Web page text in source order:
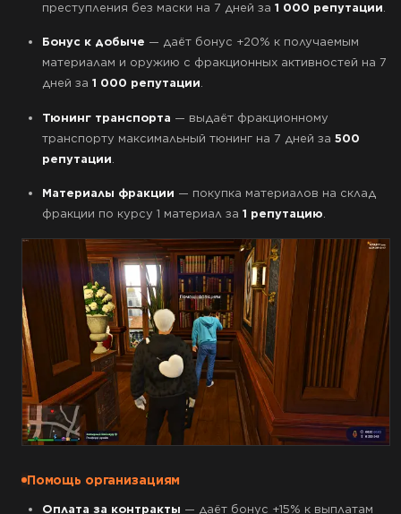
преступления без маски на 7 дней за 1 000 репутации.
Бонус к добыче — даёт бонус +20% к получаемым
материалам и оружию с фракционных активностей на 7
дней за 1 000 репутации.
Тюнинг транспорта — выдаёт фракционному
транспорту максимальный тюнинг на 7 дней за 500
репутации
Материалы фракции — покупка материалов на склад
фракции по курсу 1 материал за 1 репутацию.
Помощь организациям
Оплата за контракты — даёт бонус +15% к выплатам